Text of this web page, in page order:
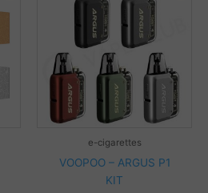
e-cigarettes
VOOPOO – ARGUS P1
KIT